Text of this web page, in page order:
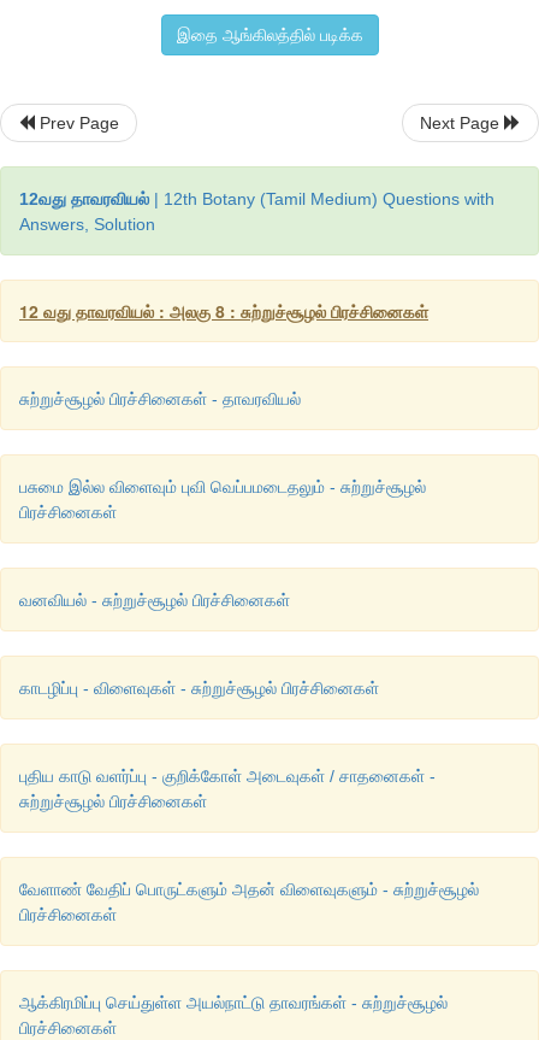
இயக்கம் யாது?
அ) சிப்கோ இயக்கம்
ஆ) அமிர்தா தேவி பிஷ்வாஸ் இயக்கம்
இ) அப்பிக்கோ இயக்கம்
ஈ) மேற்கொண்ட எதுவுமில்லை
11. மரத்தீவனத்திற்காக வளர்க்கப்படுகின்ற தாவரம் எது?
அ) செஸ்பேனியா மற்றும் அக்கேசியா
இ) கிளைட்டோரியா மற்றும் பிகோனியா
ஈ) தேக்கு மற்றும் சந்தனம்
விடை : அ) செஸ்பேனியா மற்றும் அக்கேசியா
இதை ஆங்கிலத்தில் படிக்க
Prev Page Next Page
12வது தாவரவியல் | 12th Botany (Tamil Medium) Questions with
Answers, Solution
12 வது தாவரவியல் : அலகு 8 : சுற்றுச்சூழல் பிரச்சினைகள்
சுற்றுச்சூழல் பிரச்சினைகள் - தாவரவியல்
பசுமை இல்ல விளைவும் புவி வெப்பமடைதலும் - சுற்றுச்சூழல்
பிரச்சினைகள்
வனவியல் - சுற்றுச்சூழல் பிரச்சினைகள்
காடழிப்பு - விளைவுகள் - சுற்றுச்சூழல் பிரச்சினைகள்
புதிய காடு வளர்ப்பு - குறிக்கோள் அடைவுகள் / சாதனைகள் -
சுற்றுச்சூழல் பிரச்சினைகள்
வேளாண் வேதிப் பொருட்களும் அதன் விளைவுகளும் - சுற்றுச்சூழல்
பிரச்சினைகள்
ஆக்கிரமிப்பு செய்துள்ள அயல்நாட்டு தாவரங்கள் - சுற்றுச்சூழல்
பிரச்சினைகள்